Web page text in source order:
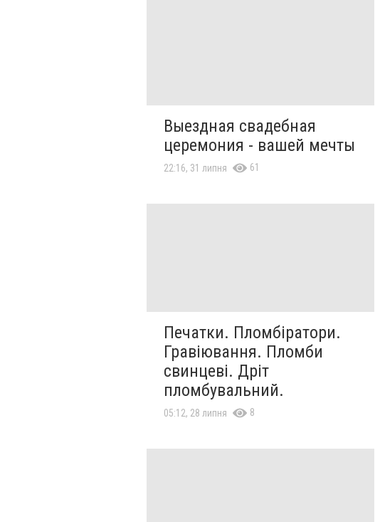
Выездная свадебная
церемония - вашей мечты
22:16, 31 липня 61
Печатки. Пломбіратори.
Гравіювання. Пломби
свинцеві. Дріт
пломбувальний.
05:12, 28 липня 8